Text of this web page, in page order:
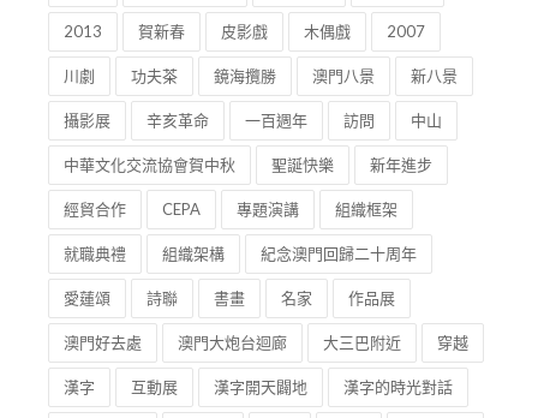
2014 名人公開講座 傳統印刷 文化交流
2013 賀新春 皮影戲 木偶戲 2007
川劇 功夫茶 鏡海攬勝 澳門八景 新八景
攝影展 辛亥革命 一百週年 訪問 中山
中華文化交流協會賀中秋 聖誕快樂 新年進步
經貿合作 CEPA 專題演講 組織框架
就職典禮 組織架構 紀念澳門回歸二十周年
愛蓮頌 書畫 名家 作品展
澳門好去處 澳門大炮台迴廊 大三巴附近 穿越